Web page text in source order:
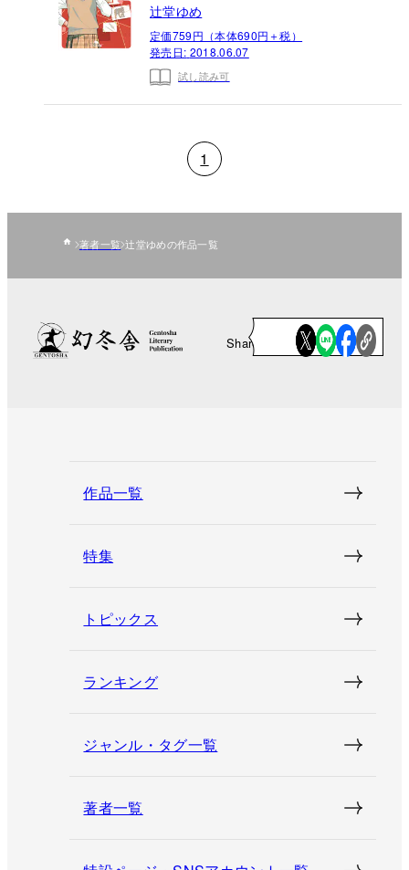
辻堂ゆめ
定価759円（本体690円＋税）
発売日: 2018.06.07
試し読み可
1
著者一覧 辻堂ゆめの作品一覧
Share
作品一覧
特集
トピックス
ランキング
ジャンル・タグ一覧
著者一覧